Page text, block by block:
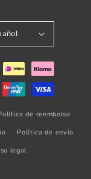
de reembolso
Política de envío
legal